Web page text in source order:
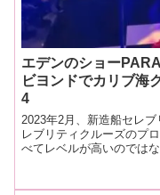
エデンのショー
ビヨンドでカリブ海
4
2023年2月、新造船セレ
レブリティクルーズのプ
べてレベルが高いのでは